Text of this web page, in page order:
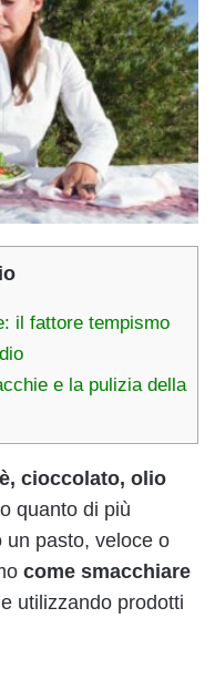
il fattore tempismo
e la pulizia della
cioccolato, olio
quanto di più
un pasto, veloce o
come smacchiare
e utilizzando prodotti